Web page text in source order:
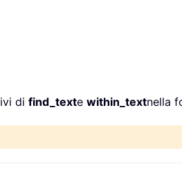
di find_texte within_textnella